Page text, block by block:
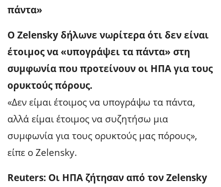
πάντα»
Ο Zelensky δήλωνε νωρίτερα ότι δεν είναι
έτοιμος να «υπογράψει τα πάντα» στη
συμφωνία που προτείνουν οι ΗΠΑ για τους
ορυκτούς πόρους.
«Δεν είμαι έτοιμος να υπογράψω τα πάντα,
αλλά είμαι έτοιμος να συζητήσω μια
συμφωνία για τους ορυκτούς μας πόρους»,
είπε ο Zelensky.
Reuters: Οι ΗΠΑ ζήτησαν από τον Zelensky